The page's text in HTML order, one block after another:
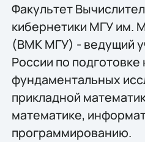
Факультет
кибернетики МГУ им.
(ВМК МГУ) - ведущий
России по подготовке
фундаментальных
прикладной
математике,
программированию.